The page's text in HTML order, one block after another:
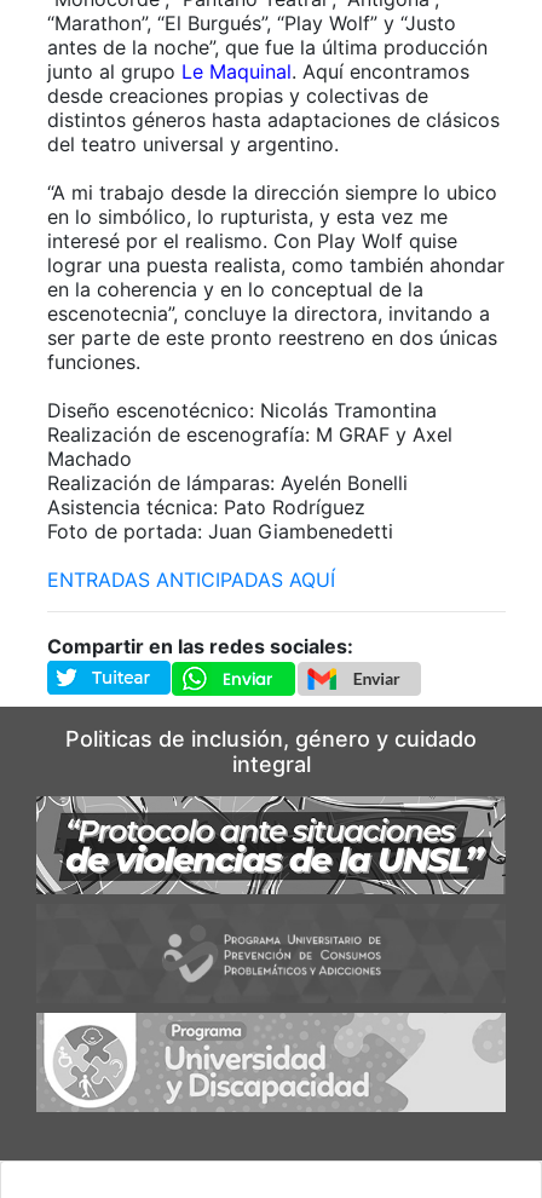
“Marathon”, “El Burgués”, “Play Wolf” y “Justo
antes de la noche”, que fue la última producción
junto al grupo Le Maquinal. Aquí encontramos
desde creaciones propias y colectivas de
distintos géneros hasta adaptaciones de clásicos
del teatro universal y argentino.
“A mi trabajo desde la dirección siempre lo ubico
en lo simbólico, lo rupturista, y esta vez me
interesé por el realismo. Con Play Wolf quise
lograr una puesta realista, como también ahondar
en la coherencia y en lo conceptual de la
escenotecnia”, concluye la directora, invitando a
ser parte de este pronto reestreno en dos únicas
funciones.
Diseño escenotécnico: Nicolás Tramontina
Realización de escenografía: M GRAF y Axel
Machado
Realización de lámparas: Ayelén Bonelli
Asistencia técnica: Pato Rodríguez
Foto de portada: Juan Giambenedetti
ENTRADAS ANTICIPADAS AQUÍ
Compartir en las redes sociales:
Politicas de inclusión, género y cuidado
integral